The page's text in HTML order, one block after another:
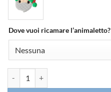
Dove vuoi ricamare l’animaletto?